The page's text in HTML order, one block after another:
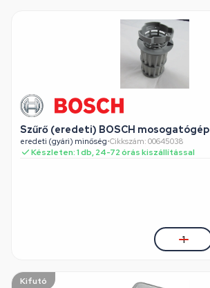
Szűrő (eredeti) BOSCH mosogatógép
eredeti (gyári) minőség•Cikkszám: 00645038
Készleten: 1 db, 24-72 órás kiszállítással
Kifutó